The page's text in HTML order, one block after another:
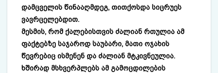
დამცველის წინააღმდეგ, თითქოსდა სიცრუეს
ვავრცელებდით.
მესმის, რომ ქალებისთვის ძალიან რთულია ამ
ფაქტებზე საჯაროდ საუბარი, მათი ოჯახის
წევრებიც ისმენენ და ძალიან მტკივნეულია.
ხშირად მსხვერპლებს ამ გამოცდილების